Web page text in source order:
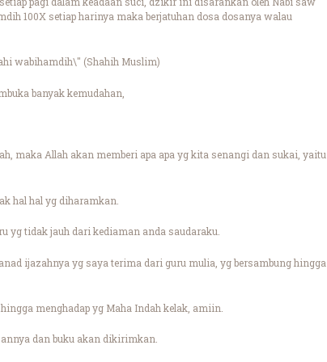
100X setiap harinya maka berjatuhan dosa dosanya walau
wabihamdih\" (Shahih Muslim)
banyak kemudahan,
maka Allah akan memberi apa apa yg kita senangi dan sukai, yaitu
hal hal yg diharamkan.
yg tidak jauh dari kediaman anda saudaraku.
ijazahnya yg saya terima dari guru mulia, yg bersambung hingga
menghadap yg Maha Indah kelak, amiin.
dan buku akan dikirimkan.